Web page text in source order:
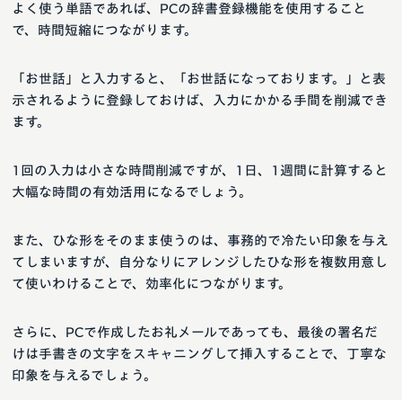
よく使う単語であれば、PCの辞書登録機能を使用すること
で、時間短縮につながります。
「お世話」と入力すると、「お世話になっております。」と表
示されるように登録しておけば、入力にかかる手間を削減でき
ます。
1回の入力は小さな時間削減ですが、1日、1週間に計算すると
大幅な時間の有効活用になるでしょう。
また、ひな形をそのまま使うのは、事務的で冷たい印象を与え
てしまいますが、自分なりにアレンジしたひな形を複数用意し
て使いわけることで、効率化につながります。
さらに、PCで作成したお礼メールであっても、最後の署名だ
けは手書きの文字をスキャニングして挿入することで、丁寧な
印象を与えるでしょう。